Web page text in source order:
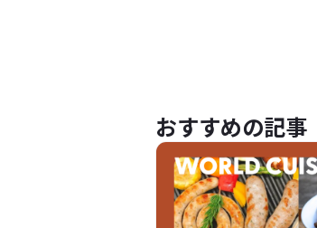
おすすめの記事